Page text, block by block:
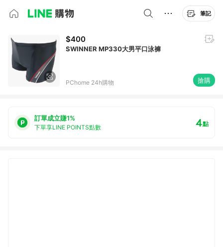
筆記
$400
SWINNER MP330大男平口泳褲
PChome 24h購物 搶購
訂單成立賺1%
下單享LINE POINTS點數 4點